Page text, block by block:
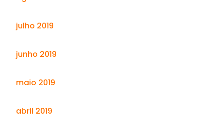
julho 2019
junho 2019
maio 2019
abril 2019